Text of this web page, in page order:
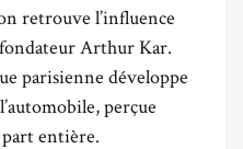
retrouve l’influence
Arthur Kar.
parisienne développe
perçue
entière.